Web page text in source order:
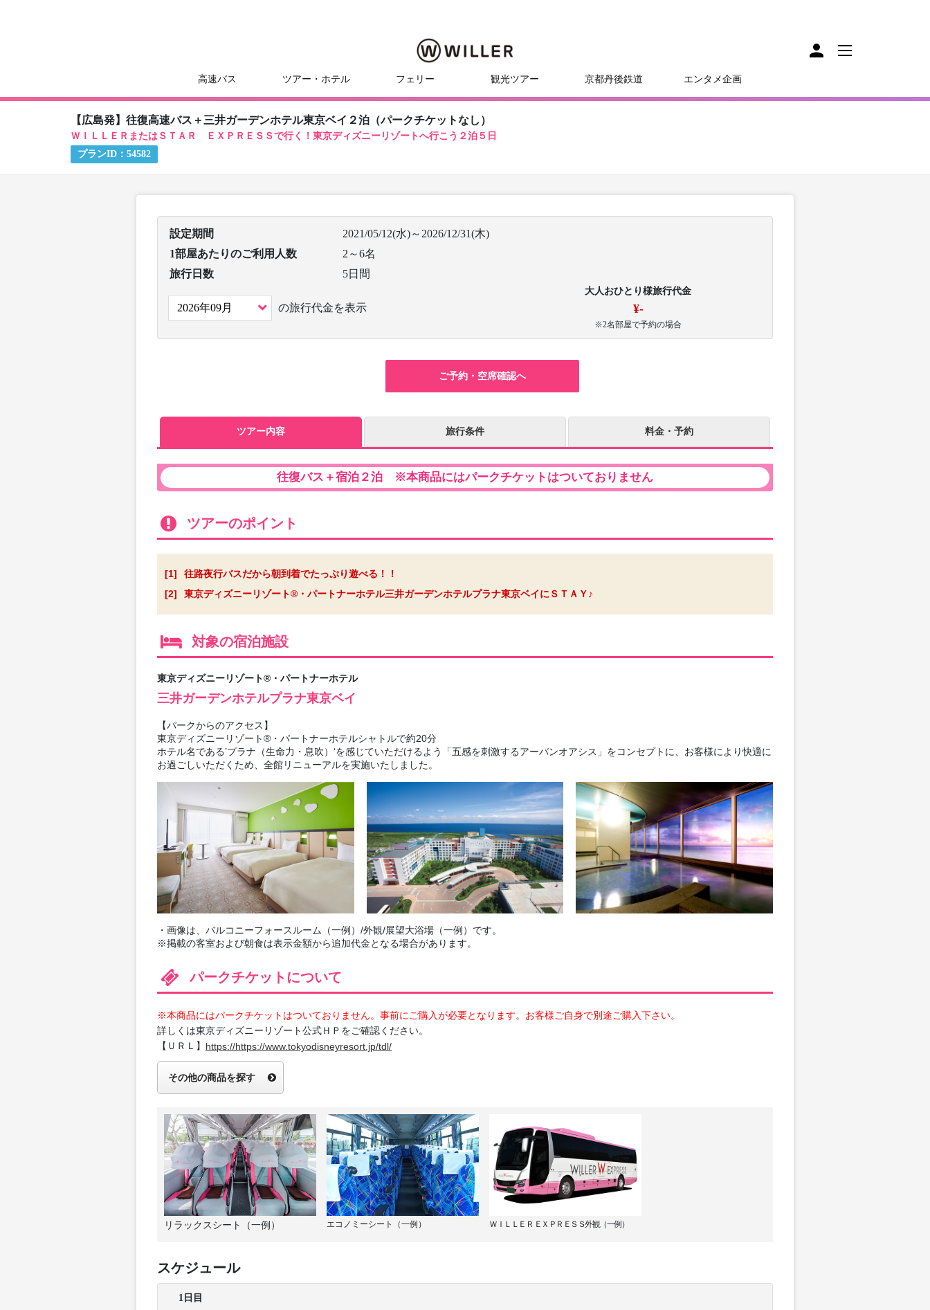
高速バス ツアー・ホテル フェリー 観光ツアー 京都丹後鉄道 エンタメ企画
【広島発】往復高速バス＋三井ガーデンホテル東京ベイ２泊（パークチケットなし）
ＷＩＬＬＥＲまたはＳＴＡＲ ＥＸＰＲＥＳＳで行く！東京ディズニーリゾートへ行こう２泊５日
プランID： 54582
設定期間
2021/05/12(水)～2026/12/31(木)
1部屋あたりのご利用人数
2～6名
旅行日数
5日間
の旅行代金を表示
大人おひとり様旅行代金
¥-
※2名部屋で予約の場合
ご予約・空席確認へ
ツアー内容 旅行条件 料金・予約
往復バス＋宿泊２泊 ※本商品にはパークチケットはついておりません
ツアーのポイント
[1]
往路夜行バスだから朝到着でたっぷり遊べる！！
[2]
東京ディズニーリゾート®・パートナーホテル三井ガーデンホテルプラナ東京ベイにＳＴＡＹ♪
対象の宿泊施設
東京ディズニーリゾート®・パートナーホテル
三井ガーデンホテルプラナ東京ベイ
【パークからのアクセス】
東京ディズニーリゾート®・パートナーホテルシャトルで約20分
ホテル名である’プラナ（生命力・息吹）‘を感じていただけるよう「五感を刺激するアーバンオアシス」をコンセプトに、お客様により快適に
お過ごしいただくため、全館リニューアルを実施いたしました。
・画像は、バルコニーフォースルーム（一例）/外観/展望大浴場（一例）です。
※掲載の客室および朝食は表示金額から追加代金となる場合があります。
パークチケットについて
※本商品にはパークチケットはついておりません。事前にご購入が必要となります。お客様ご自身で別途ご購入下さい。
詳しくは東京ディズニーリゾート公式ＨＰをご確認ください。
【ＵＲＬ】 https://https://www.tokyodisneyresort.jp/tdl/
その他の商品を探す
リラックスシート（一例） エコノミーシート（一例） ＷＩＬＬＥＲ ＥＸＰＲＥＳＳ外観（一例）
スケジュール
1日目